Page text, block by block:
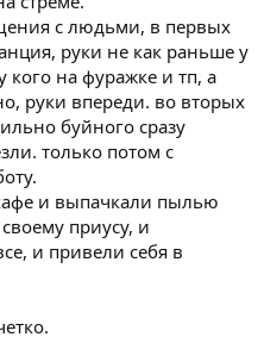
с людьми, в первых
руки не как раньше у
кого на фуражке и тп, а
руки впереди. во вторых
буйного сразу
только потом с
и выпачкали пылью
приусу, и
и привели себя в